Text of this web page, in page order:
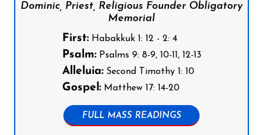
Dominic, Priest, Religious Founder Obligatory
Memorial
First:Habakkuk 1: 12 - 2: 4
Psalm:Psalms 9: 8-9, 10-11, 12-13
Alleluia:Second Timothy 1: 10
Gospel:Matthew 17: 14-20
FULL MASS READINGS